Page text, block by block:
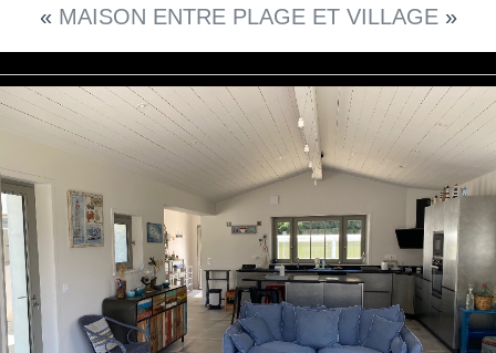
« MAISON ENTRE PLAGE ET VILLAGE»